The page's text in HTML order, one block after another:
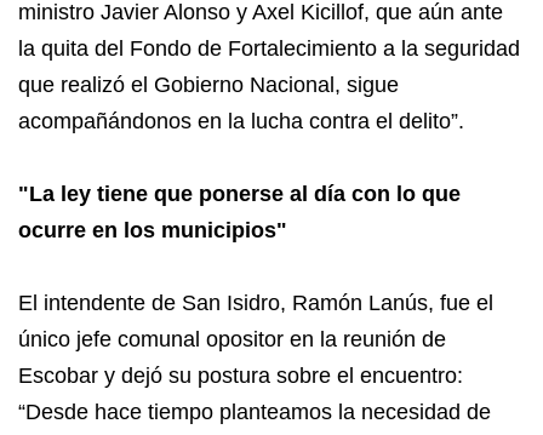
ministro Javier Alonso y Axel Kicillof, que aún ante
la quita del Fondo de Fortalecimiento a la seguridad
que realizó el Gobierno Nacional, sigue
acompañándonos en la lucha contra el delito”.
"La ley tiene que ponerse al día con lo que
ocurre en los municipios"
El intendente de San Isidro, Ramón Lanús, fue el
único jefe comunal opositor en la reunión de
Escobar y dejó su postura sobre el encuentro:
“Desde hace tiempo planteamos la necesidad de